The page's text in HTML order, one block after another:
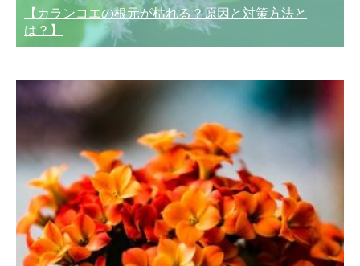
【カランコエの根元が枯れる？原因と対策方法と
は？】